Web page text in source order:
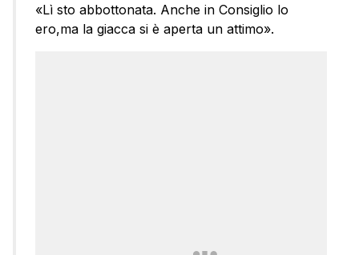
«Lì sto abbottonata. Anche in Consiglio lo
ero,ma la giacca si è aperta un attimo».